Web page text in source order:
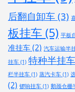
后翻自卸车 (3)
板挂车 (5) 平板
准挂车(2) 汽车运输半
挂车 (1) 特种半挂车
栏半挂车 (1) 蒸汽卡车 (1)
(2) 锣响挂车 (1) 鹅颈仓栅